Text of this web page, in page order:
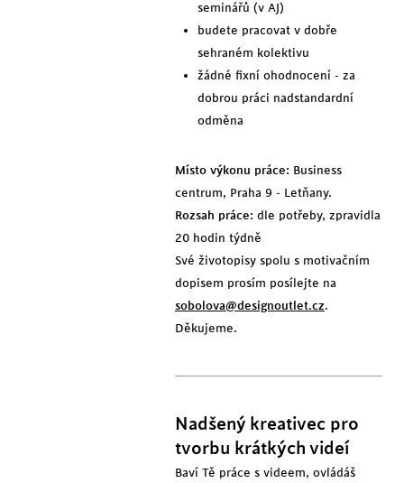
seminářů (v AJ)
budete pracovat v dobře
sehraném kolektivu
žádné fixní ohodnocení - za
dobrou práci nadstandardní
odměna
Místo výkonu práce: Business
centrum, Praha 9 - Letňany.
Rozsah práce: dle potřeby, zpravidla
20 hodin týdně
Své životopisy spolu s motivačním
dopisem prosím posílejte na
sobolova@designoutlet.cz.
Děkujeme.
Nadšený kreativec pro
tvorbu krátkých videí
Baví Tě práce s videem, ovládáš